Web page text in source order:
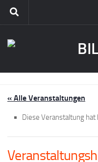
« Alle Veranstaltungen
Diese Veranstaltung